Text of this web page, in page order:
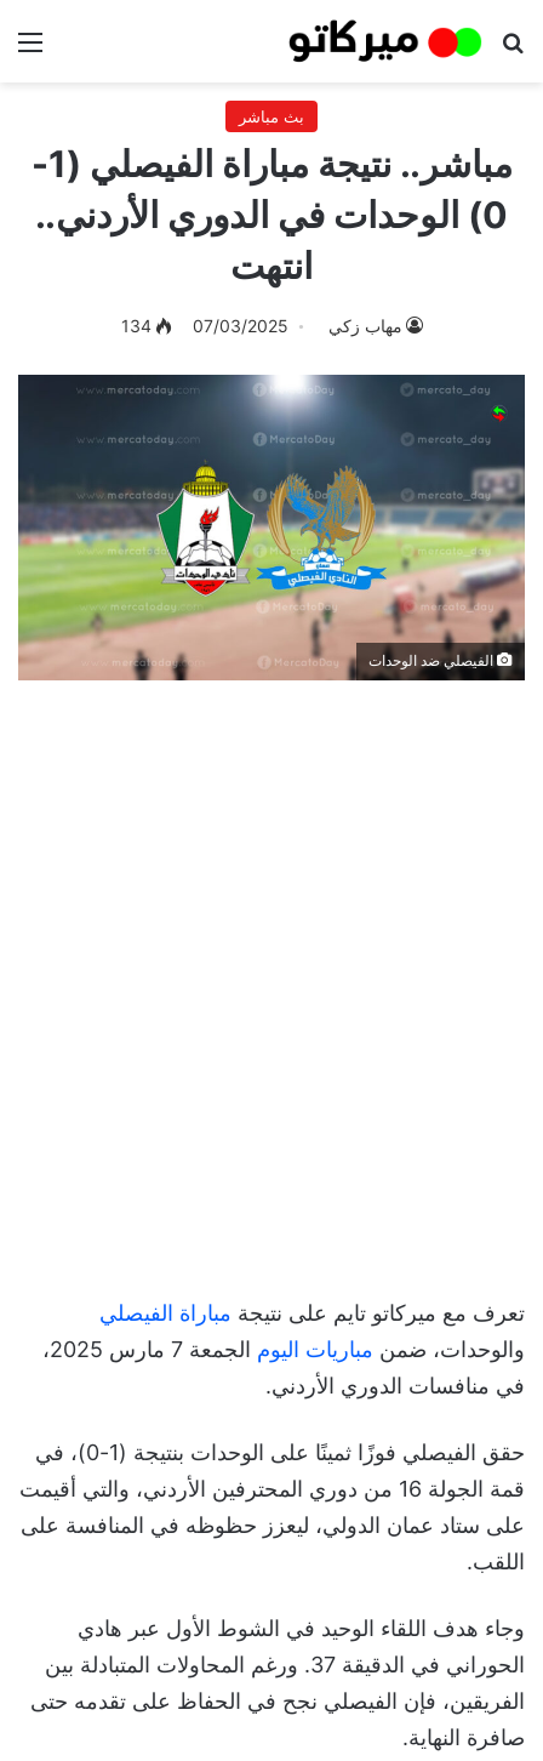
بحث عن
بث مباشر
مباشر.. نتيجة مباراة الفيصلي (1-
0) الوحدات في الدوري الأردني..
انتهت
مهاب زكي 07/03/2025
134
الفيصلي ضد الوحدات
تعرف مع ميركاتو تايم على نتيجة مباراة الفيصلي
والوحدات، ضمن مباريات اليوم
الجمعة 7 مارس 2025،
في منافسات الدوري الأردني.
حقق الفيصلي فوزًا ثمينًا على الوحدات بنتيجة (1-0)، في
قمة الجولة 16 من دوري المحترفين الأردني، والتي أقيمت
على ستاد عمان الدولي، ليعزز حظوظه في المنافسة على
اللقب.
وجاء هدف اللقاء الوحيد في الشوط الأول عبر هادي
الحوراني في الدقيقة 37. ورغم المحاولات المتبادلة بين
الفريقين، فإن الفيصلي نجح في الحفاظ على تقدمه حتى
صافرة النهاية.